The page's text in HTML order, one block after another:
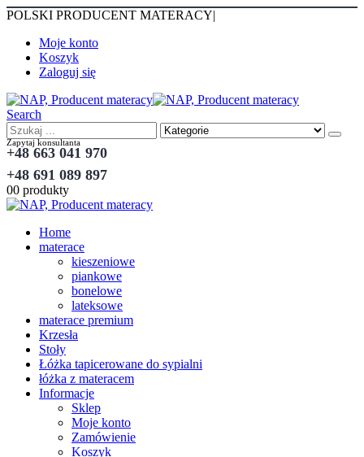
POLSKI PRODUCENT MATERACY|
Moje konto
Koszyk
Zaloguj się
Search
Zapytaj konsultanta
+48 663 041 970
+48 691 089 897
00 produkty
Home
materace
kieszeniowe
piankowe
bonelowe
lateksowe
materace premium
Krzesła
Stoły
Łóżka tapicerowane do sypialni
łóżka z materacem
Informacje
Sklep
Moje konto
Zamówienie
Koszyk